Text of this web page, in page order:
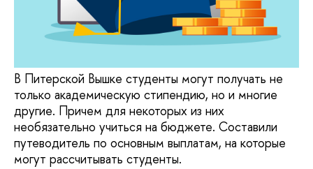
В Питерской Вышке студенты могут получать не
только академическую стипендию, но и многие
другие. Причем для некоторых из них
необязательно учиться на бюджете. Составили
путеводитель по основным выплатам, на которые
могут рассчитывать студенты.